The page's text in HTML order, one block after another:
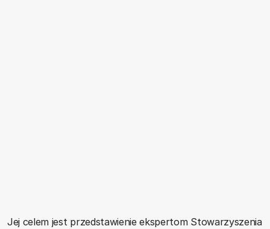
Jej celem jest przedstawienie ekspertom Stowarzyszenia